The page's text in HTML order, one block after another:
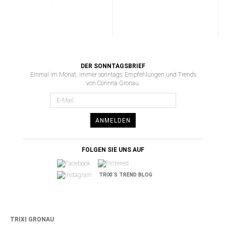
DER SONNTAGSBRIEF
Einmal im Monat, immer sonntags: Empfehlungen und Trends
von Corinna Gronau.
ANMELDEN
FOLGEN SIE UNS AUF
TRIXI´S TREND BLOG
TRIXI GRONAU